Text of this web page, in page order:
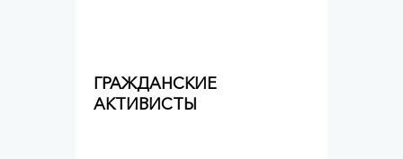
ГРАЖДАНСКИЕ
АКТИВИСТЫ